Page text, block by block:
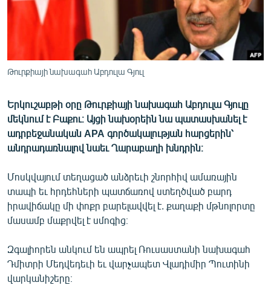
ՍՊՈՐՏ
ՄԵԿՆԱԲԱՆՈՒԹՅՈՒՆ
ՏՏ ԵՒ ԻՆՏԵՐՆԵՏ
ԿՈՐՈՆԱՎԻՐՈՒՍ
ՏԵՍԱՆՅՈՒԹԵՐ
ԲԱՆԱՎԵՃ
ՓՈԴՔԱՍԹ
Հայերեն
Русский
Թուրքիայի նախագահ Աբդուլա Գյուլ
Երկուշաբթի օրը Թուրքիայի նախագահ Աբդուլա Գյուլը
մեկնում է Բաքու։ Այցի նախօրեին նա պատասխանել է
ադրբեջանական APA գործակալության հարցերին՝
անդրադառնալով նաեւ Ղարաբաղի խնդրին։
Մոսկվայում տեղացած անձրեւի շնորհիվ ամառային
տապի եւ հրդեհների պատճառով ստեղծված բարդ
իրավիճակը մի փոքր բարելավվել է. քաղաքի մթնոլորտը
մասամբ մաքրվել է սմոգից։
Զգալիորեն անկում են ապրել Ռուսաստանի նախագահ
Դմիտրի Մեդվեդեւի եւ վարչապետ Վլադիմիր Պուտինի
վարկանիշերը։